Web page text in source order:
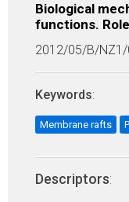
Biological
functions.
2012/05/B/
Keywords:
Membrane rafts
Descriptors: